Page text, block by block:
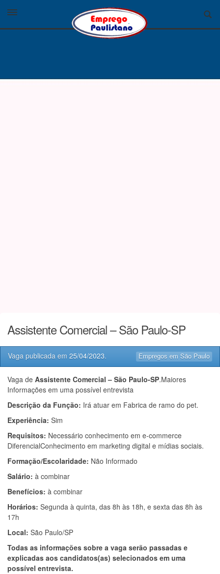
Assistente Comercial – São Paulo-SP
Empregos em São Paulo
Vaga publicada em 25/04/2023.
Vaga de Assistente Comercial – São Paulo-SP.Maiores
Informações em uma possível entrevista
Descrição da Função: Irá atuar em Fabrica de ramo do pet.
Experiência: Sim
Requisitos: Necessário conhecimento em e-commerce
DiferencialConhecimento em marketing digital e mídias sociais.
Formação/Escolaridade: Não Informado
Salário: à combinar
Benefícios: à combinar
Horários: Segunda à quinta, das 8h às 18h, e sexta das 8h às
17h
Local: São Paulo/SP
Todas as informações sobre a vaga serão passadas e
explicadas aos candidatos(as) selecionados em uma
possível entrevista.